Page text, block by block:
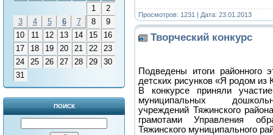
1
2
3
4 5 6 7 8
9
10
11 12 13 14 15
16
17
18 19 20 21 22
23
24
25 26 27 28 29
30
31
ПОИСК
Просмотров: 1231 | Дата: 23.01.2013
Творческий конкурс
Подведены итоги районного
детских рисунков «Я родом из
В конкурсе приняли
муниципальных
учреждений Тяжинского
грамотами Управления
Тяжинского муниципального